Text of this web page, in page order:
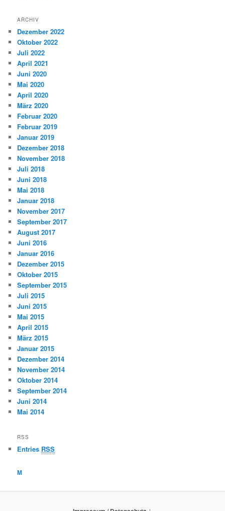
ARCHIV
Dezember 2022
Oktober 2022
Juli 2022
April 2021
Juni 2020
Mai 2020
April 2020
März 2020
Februar 2020
Februar 2019
Januar 2019
Dezember 2018
November 2018
Juli 2018
Juni 2018
Mai 2018
Januar 2018
November 2017
September 2017
August 2017
Juni 2016
Januar 2016
Dezember 2015
Oktober 2015
September 2015
Juli 2015
Juni 2015
Mai 2015
April 2015
März 2015
Januar 2015
Dezember 2014
November 2014
Oktober 2014
September 2014
Juni 2014
Mai 2014
RSS
Entries RSS
M